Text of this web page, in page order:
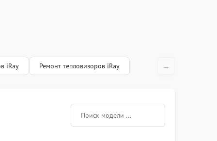
iRay Ремонт тепловизоров iRay →